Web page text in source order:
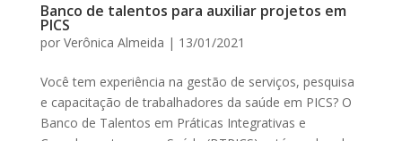
Banco de talentos para auxiliar projetos em
PICS
por Verônica Almeida | 13/01/2021
Você tem experiência na gestão de serviços, pesquisa
e capacitação de trabalhadores da saúde em PICS? O
Banco de Talentos em Práticas Integrativas e